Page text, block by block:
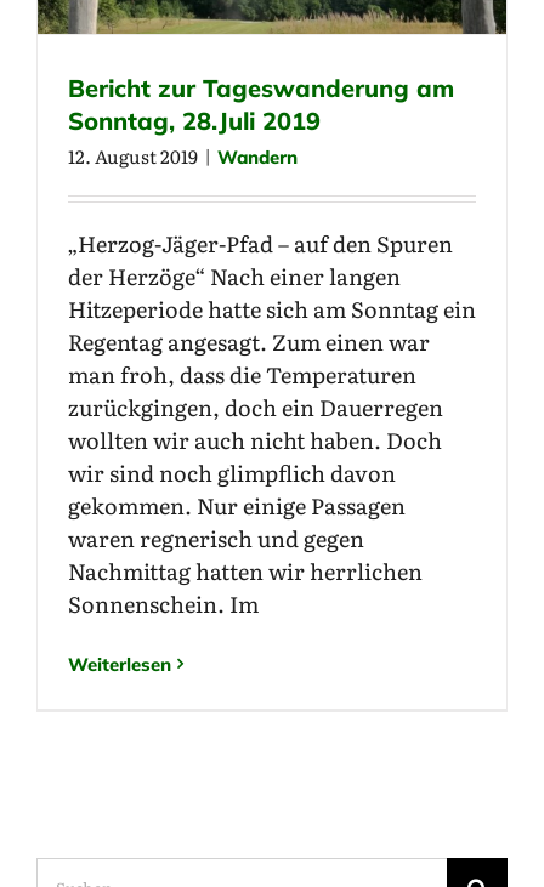
Bericht zur Tageswanderung am
Sonntag, 28.Juli 2019
12. August 2019 | Wandern
„Herzog-Jäger-Pfad – auf den Spuren
der Herzöge“ Nach einer langen
Hitzeperiode hatte sich am Sonntag ein
Regentag angesagt. Zum einen war
man froh, dass die Temperaturen
zurückgingen, doch ein Dauerregen
wollten wir auch nicht haben. Doch
wir sind noch glimpflich davon
gekommen. Nur einige Passagen
waren regnerisch und gegen
Nachmittag hatten wir herrlichen
Sonnenschein. Im
Weiterlesen